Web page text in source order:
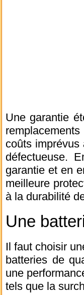
Une garantie
coûts
défectueuse.
garantie et en
meilleure
à la durabilité
Une
Il faut choisir
batteries de
une
tels que la